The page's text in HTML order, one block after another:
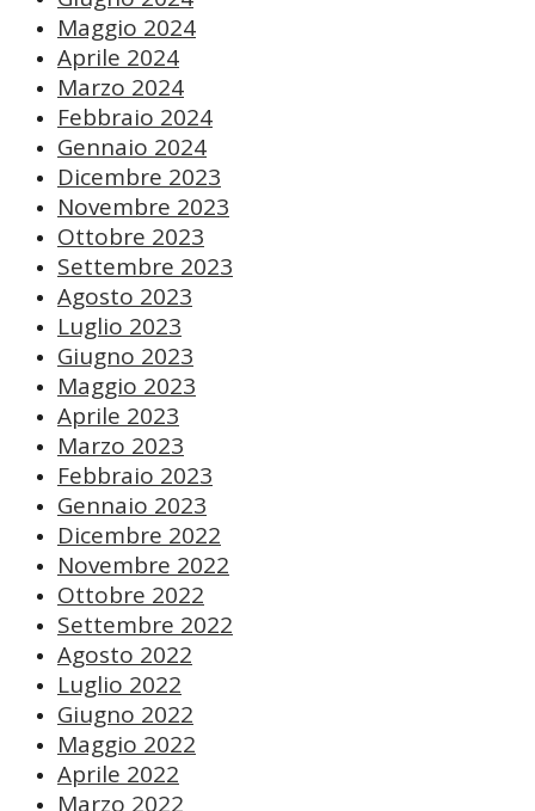
Maggio 2024
Aprile 2024
Marzo 2024
Febbraio 2024
Gennaio 2024
Dicembre 2023
Novembre 2023
Ottobre 2023
Settembre 2023
Agosto 2023
Luglio 2023
Giugno 2023
Maggio 2023
Aprile 2023
Marzo 2023
Febbraio 2023
Gennaio 2023
Dicembre 2022
Novembre 2022
Ottobre 2022
Settembre 2022
Agosto 2022
Luglio 2022
Giugno 2022
Maggio 2022
Aprile 2022
Marzo 2022